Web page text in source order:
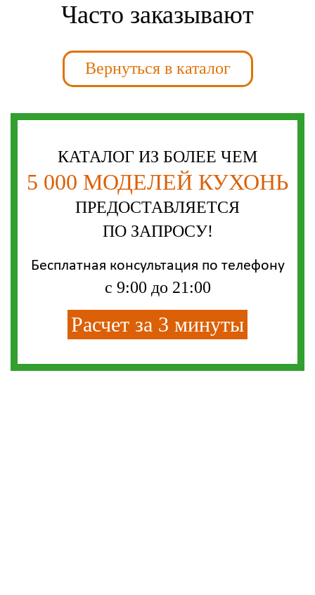
Часто заказывают
Вернуться в каталог
КАТАЛОГ ИЗ БОЛЕЕ ЧЕМ
5 000 МОДЕЛЕЙ КУХОНЬ
ПРЕДОСТАВЛЯЕТСЯ
ПО ЗАПРОСУ!
Бесплатная консультация по телефону
с 9:00 до 21:00
Расчет за 3 минуты